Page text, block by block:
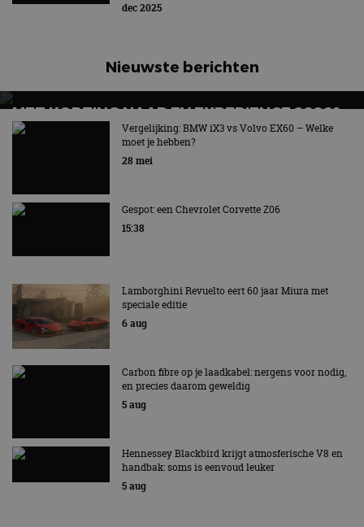
dec 2025
Nieuwste berichten
MET KORTING NAAR EV EXPERIENCE 2026?
AUTORAI REGELT HET!
EV Experience 2026 van 24 tot 26 september
Vergelijking: BMW iX3 vs Volvo EX60 – Welke
moet je hebben?
28 mei
Gespot: een Chevrolet Corvette Z06
15:38
Lamborghini Revuelto eert 60 jaar Miura met
speciale editie
6 aug
Carbon fibre op je laadkabel: nergens voor nodig,
en precies daarom geweldig
5 aug
Hennessey Blackbird krijgt atmosferische V8 en
handbak: soms is eenvoud leuker
5 aug